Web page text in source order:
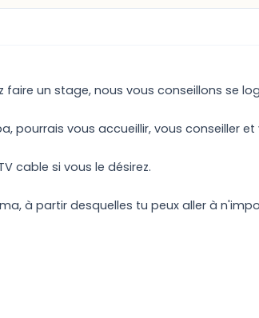
faire un stage, nous vous conseillons se
pourrais vous accueillir, vous conseiller et
cable si vous le désirez.
à partir desquelles tu peux aller à